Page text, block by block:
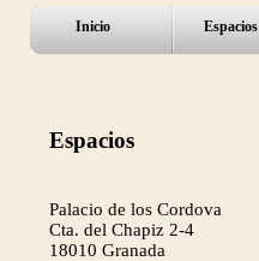
Espacios
Palacio de los Cordova
Cta. del Chapiz 2-4
18010 Granada
Inicio Espacios